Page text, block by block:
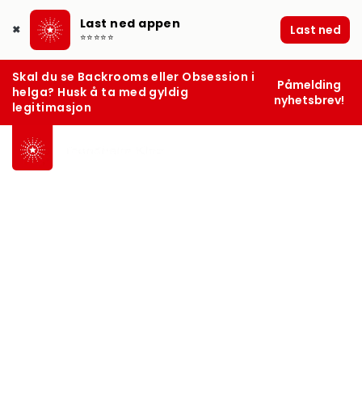
✖ Last ned appen
⭐⭐⭐⭐⭐ Last ned
Skal du se Backrooms eller Obsession i
helga? Husk å ta med gyldig
legitimasjon
Påmelding
nyhetsbrev!